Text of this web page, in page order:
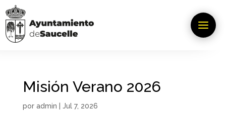
Misión Verano 2026
por admin Jul 7, 2026